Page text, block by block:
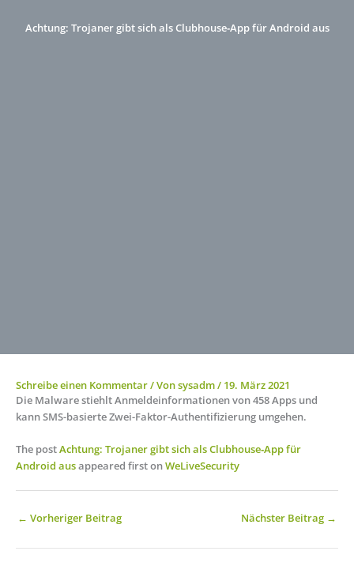
Achtung: Trojaner gibt sich als Clubhouse‑App für Android aus
Schreibe einen Kommentar/ Vonsysadm/ 19. März 2021
Die Malware stiehlt Anmeldeinformationen von 458 Apps und
kann SMS-basierte Zwei-Faktor-Authentifizierung umgehen.
The postAchtung: Trojaner gibt sich als Clubhouse‑App für
Android ausappeared first onWeLiveSecurity
← Vorheriger Beitrag Nächster Beitrag →